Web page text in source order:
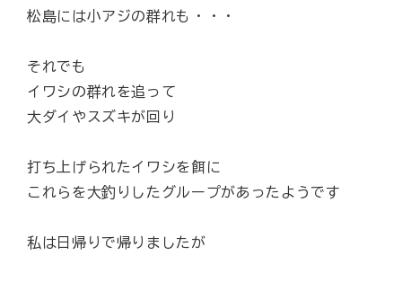
松島には小アジの群れも・・・
それでも
イワシの群れを追って
大ダイやスズキが回り
打ち上げられたイワシを餌に
これらを大釣りしたグループがあったようです
私は日帰りで帰りましたが